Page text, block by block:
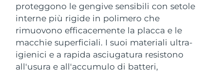
proteggono le gengive sensibili con setole
interne più rigide in polimero che
rimuovono efficacemente la placca e le
macchie superficiali. I suoi materiali ultra-
igienici e a rapida asciugatura resistono
all'usura e all'accumulo di batteri,